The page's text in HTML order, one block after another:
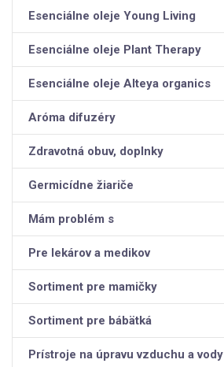
Esenciálne oleje Young Living
Esenciálne oleje Plant Therapy
Esenciálne oleje Alteya organics
Aróma difuzéry
Zdravotná obuv, doplnky
Germicídne žiariče
Mám problém s
Pre lekárov a medikov
Sortiment pre mamičky
Sortiment pre bábätká
Prístroje na úpravu vzduchu a vody